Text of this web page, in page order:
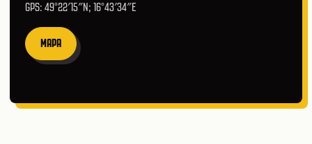
GPS: 49°22′15″N; 16°43′34″E
MAPA